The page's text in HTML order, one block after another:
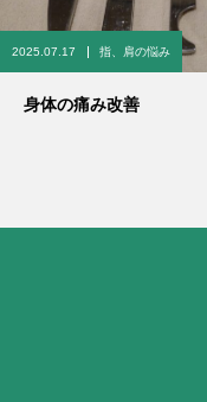
2025.07.17 指、肩の悩み
身体の痛み改善